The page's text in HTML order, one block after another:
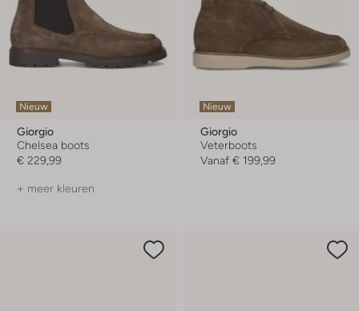
Nieuw
Giorgio
Chelsea boots
€ 229,99
+ meer kleuren
Nieuw
Giorgio
Veterboots
Vanaf € 199,99